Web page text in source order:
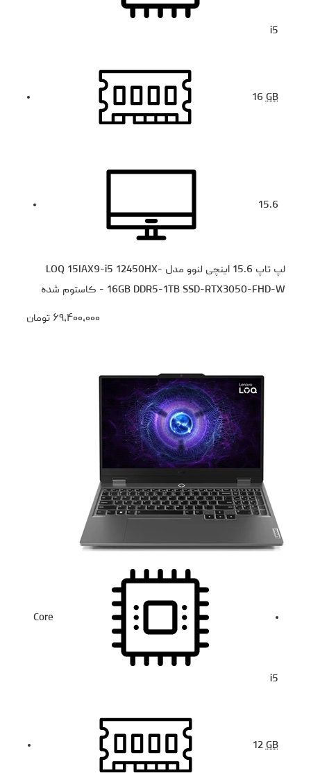
i5
16GB
15.6
لپ تاپ 15.6 اینچی لنوو مدل LOQ 15IAX9-i5 12450HX-
16GB DDR5-1TB SSD-RTX3050-FHD-W - کاستوم شده
۶۹،۴۰۰،۰۰۰ تومان
Core
i5
12GB